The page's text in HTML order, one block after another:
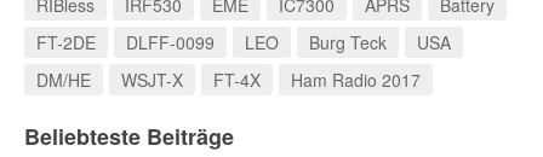
RIBless
IRF530 EME IC7300 APRS
Battery
FT-2DE
DLFF-0099 LEO Burg Teck
USA
DM/HE
WSJT-X FT-4X Ham Radio 2017
Beliebteste Beiträge